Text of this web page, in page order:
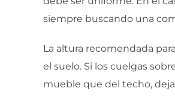
siempre buscando una
La altura recomendada
el suelo. Si los cuelgas
mueble que del techo,